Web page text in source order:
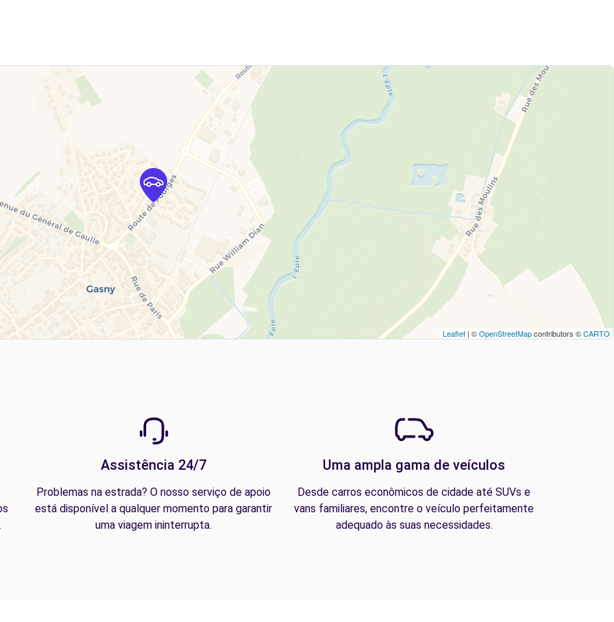
Leaflet | ©OpenStreetMapcontributors ©CARTO
Assistência 24/7
Problemas na estrada? O nosso serviço de apoio
está disponível a qualquer momento para garantir
uma viagem ininterrupta.
Uma ampla gama de veículos
Desde carros econômicos de cidade até SUVs e
vans familiares, encontre o veículo perfeitamente
adequado às suas necessidades.